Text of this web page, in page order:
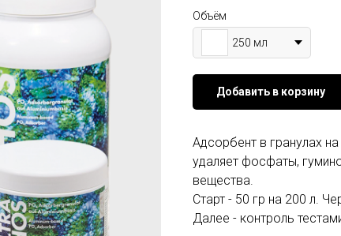
Объём
250 мл
Добавить в корзину
Адсорбент в гранулах
удаляет фосфаты,
вещества.
Старт - 50 гр на 200 л.
Далее - контроль